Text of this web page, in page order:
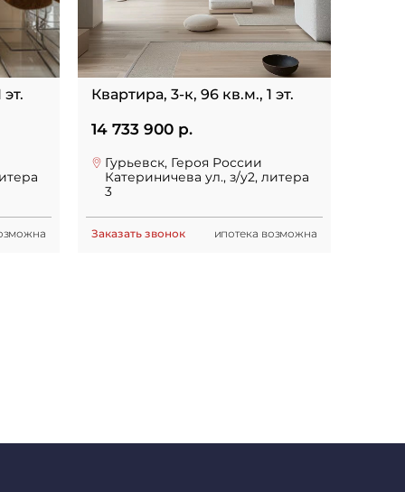
Квартира, 3-к, 96 кв.м., 1 эт.
14 733 900 р.
Гурьевск, Героя России
Катериничева ул., з/у2, литера
3
Заказать звонок ипотека возможна